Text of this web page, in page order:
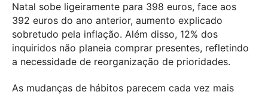
Natal sobe ligeiramente para 398 euros, face aos
392 euros do ano anterior, aumento explicado
sobretudo pela inflação. Além disso, 12% dos
inquiridos não planeia comprar presentes, refletindo
a necessidade de reorganização de prioridades.
As mudanças de hábitos parecem cada vez mais